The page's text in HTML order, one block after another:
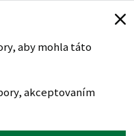
aby mohla táto
akceptovaním